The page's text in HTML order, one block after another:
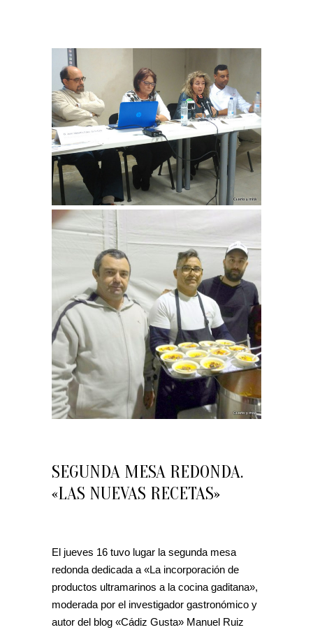
SEGUNDA MESA REDONDA.
«LAS NUEVAS RECETAS»
El jueves 16 tuvo lugar la segunda mesa
redonda dedicada a «La incorporación de
productos ultramarinos a la cocina gaditana»,
moderada por el investigador gastronómico y
autor del blog «Cádiz Gusta» Manuel Ruiz